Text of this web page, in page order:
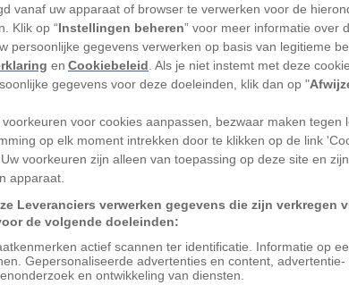
de Zambezi – ruim 1,7 kilometer –
over de rand van een plateau van
van een hoogte van 128 meter in de
een nevel die op bijna vijftien
de reden is waarom de plaatselijke
‘Mosi-oa-Toenja’ heeft gegeven: ‘de
twee miljoen jaar langzaam maar
in het grensgebied vanZambia en
de rivier nu in zijn voortbestaan
vanaf uw apparaat of browser te verwerken voor de
Klik op “Instellingen beheren” voor meer informatie over
persoonlijke gegevens verwerken op basis van legitieme
enCookiebeleid . Als je niet instemt met deze
gegevens voor deze doeleinden, klik dan op "
voorkeuren voor cookies aanpassen, bezwaar maken tegen
op elk moment intrekken door te klikken op de link
voorkeuren zijn alleen van toepassing op deze site en
apparaat.
Leveranciers verwerken gegevens die zijn verkregen
de volgende doeleinden:
actief scannen ter identificatie. Informatie op
Gepersonaliseerde advertenties en content, advertentie-
en ontwikkeling van diensten.